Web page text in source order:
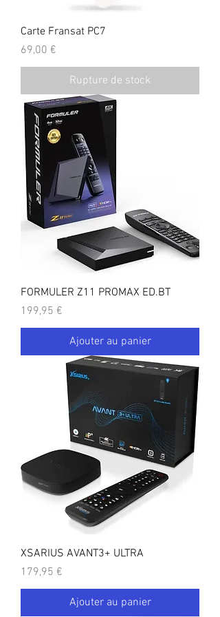
Carte Fransat PC7
Prix
69,00 €
Rupture de stock
FORMULER Z11 PROMAX ED.BT
Prix
199,95 €
Ajouter au panier
XSARIUS AVANT3+ ULTRA
Prix
179,95 €
Ajouter au panier